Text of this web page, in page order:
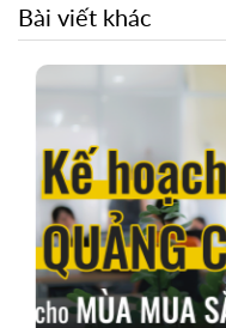
Bài viết khác